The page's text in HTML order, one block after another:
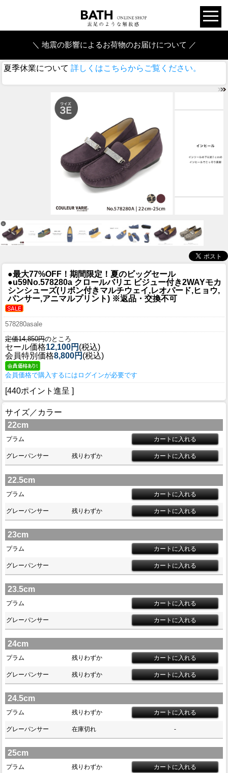
＼ 地震の影響によるお荷物のお届けについて ／
夏季休業について 詳しくはこちらからご覧ください。
●最大77%OFF！期間限定！夏のビッグセール
●u59No.578280a クロールバリエ ビジュー付き2WAYモカ
シンシューズ(リボン付きマルチウェイ,レオパード,ヒョウ,
パンサー,アニマルプリント) ※返品・交換不可
578280asale
定価14,850円のところ
セール価格12,100円 (税込)
会員特別価格8,800円 (税込)
会員価格で購入するにはログインが必要です
[440ポイント進呈 ]
サイズ／カラー
22cm
プラム
グレーパンサー 残りわずか
22.5cm
プラム
グレーパンサー 残りわずか
23cm
プラム
グレーパンサー
23.5cm
プラム
グレーパンサー
24cm
プラム 残りわずか
グレーパンサー 残りわずか
24.5cm
プラム 残りわずか
グレーパンサー 在庫切れ -
25cm
プラム 残りわずか